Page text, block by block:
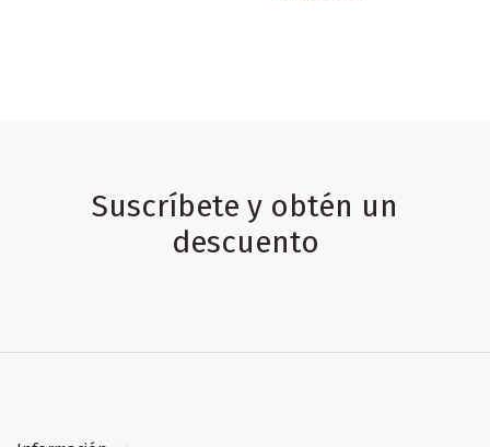
Suscríbete y obtén un
descuento